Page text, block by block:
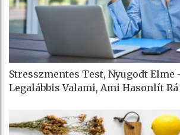
Stresszmentes Test, Nyugodt Elme
Legalábbis Valami, Ami Hasonlít Rá